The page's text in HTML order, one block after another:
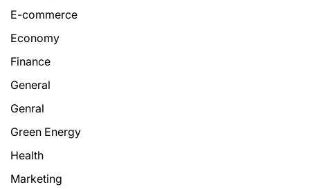
E-commerce
Economy
Finance
General
Genral
Green Energy
Health
Marketing